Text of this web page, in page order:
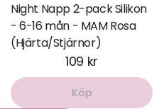
Night Napp 2-pack Silikon
- 6-16 mån - MAM Rosa
(Hjärta/Stjärnor)
109 kr
Köp